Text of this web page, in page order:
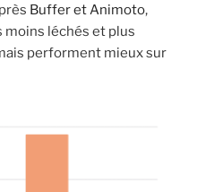
Buffer et Animoto,
léchés et plus
performent mieux sur